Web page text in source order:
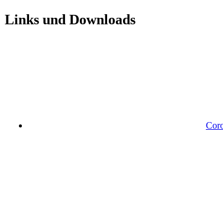
Links und Downloads